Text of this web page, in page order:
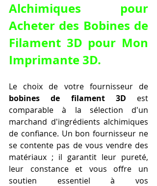
Acheter des Bobines de
Filament 3D pour Mon
Imprimante 3D.
bobines de filament 3D est
comparable à la sélection d'un
marchand d'ingrédients alchimiques
de confiance. Un bon fournisseur ne
se contente pas de vous vendre des
matériaux ; il garantit leur pureté,
leur constance et vous offre un
soutien essentiel à vos